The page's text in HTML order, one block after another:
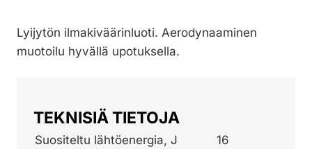
Lyijytön ilmakiväärinluoti. Aerodynaaminen
muotoilu hyvällä upotuksella.
TEKNISIÄ TIETOJA
Suositeltu lähtöenergia, J
16